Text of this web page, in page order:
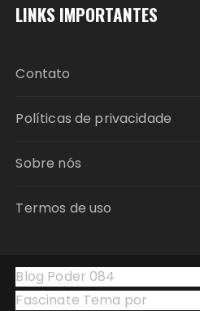
LINKS IMPORTANTES
Contato
Políticas de privacidade
Sobre nós
Termos de uso
Blog Poder 084
Fascinate Tema por